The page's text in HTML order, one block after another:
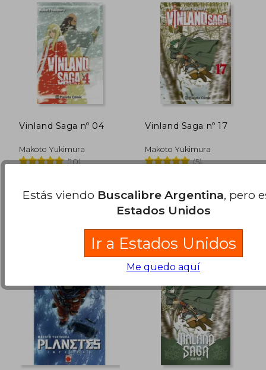
50%
dcto.
$ 91.064
$ 45.532
50%
dcto.
$
Vinland Saga nº 04
Makoto Yukimura
(10)
Nuevo
Vinland Saga nº 17
Makoto Yukimura
(5)
Nuevo
Estás viendo Buscalibre Argentina, pero
Estados Unidos
Ir a Estados Unidos
Me quedo aquí